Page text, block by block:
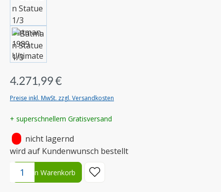
4.271,99 €
Preise inkl. MwSt. zzgl. Versandkosten
+ superschnellem Gratisversand
nicht lagernd
wird auf Kundenwunsch bestellt
Produkt Anzahl: Gib den gewünschten Wert ein oder benutze
In den Warenkorb